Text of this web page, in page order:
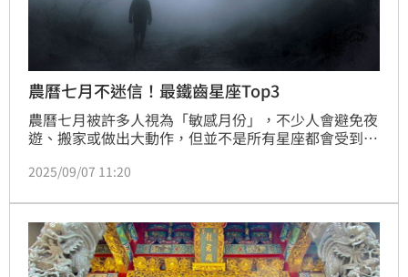
農曆七月不迷信！最鐵齒星座Top3
農曆七月被許多人視為「敏感月份」，不少人會避免夜
遊、搬家或做出大動作，但並不是所有星座都會受到這
就是理性派，他們相信科學、數據與實證，不容易被傳
化習俗，而非真正能影響命運的因素。在這段期間，這
些「鐵齒星座」反而展現出穩定與自信的態度，不隨流
言起舞，也能在關鍵時刻用理性帶給他人安心。一起來
看看Top3有哪
2025/09/07 11:20